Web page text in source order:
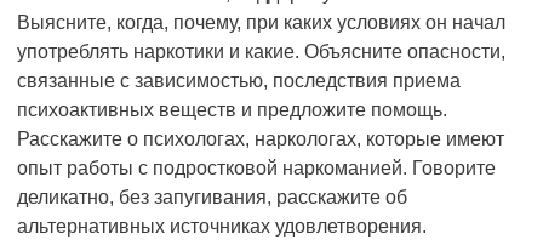
Выясните, когда, почему, при каких условиях он начал
употреблять наркотики и какие. Объясните опасности,
связанные с зависимостью, последствия приема
психоактивных веществ и предложите помощь.
Расскажите о психологах, наркологах, которые имеют
опыт работы с подростковой наркоманией. Говорите
деликатно, без запугивания, расскажите об
альтернативных источниках удовлетворения.